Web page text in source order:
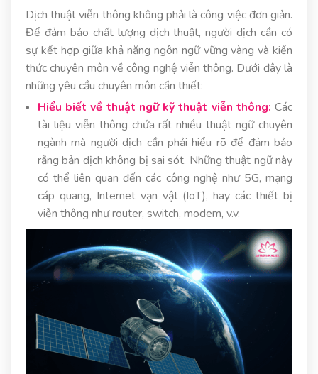
Dịch thuật viễn thông không phải là công việc đơn giản.
Để đảm bảo chất lượng dịch thuật, người dịch cần có
sự kết hợp giữa khả năng ngôn ngữ vững vàng và kiến
thức chuyên môn về công nghệ viễn thông. Dưới đây là
những yêu cầu chuyên môn cần thiết:
Hiểu biết về thuật ngữ kỹ thuật viễn thông: Các
tài liệu viễn thông chứa rất nhiều thuật ngữ chuyên
ngành mà người dịch cần phải hiểu rõ để đảm bảo
rằng bản dịch không bị sai sót. Những thuật ngữ này
có thể liên quan đến các công nghệ như 5G, mạng
cáp quang, Internet vạn vật (IoT), hay các thiết bị
viễn thông như router, switch, modem, v.v.